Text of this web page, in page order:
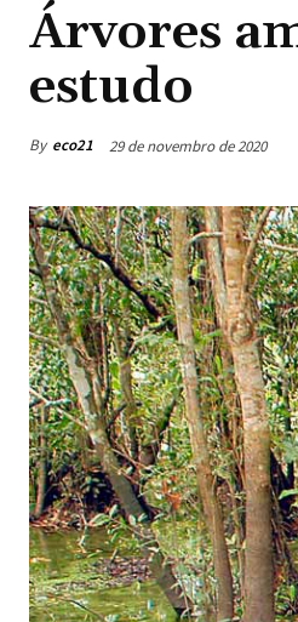
Árvores
estudo
By eco21 29 de novembro de 2020